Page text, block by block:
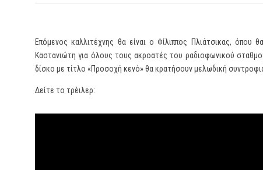
Επόμενος καλλιτέχνης θα είναι ο Φίλιππος Πλιάτσικας,
Καστανιώτη για όλους τους ακροατές του ραδιοφωνικού
δίσκο με τίτλο «Προσοχή κενό» θα κρατήσουν μελωδική
Δείτε το τρέιλερ: